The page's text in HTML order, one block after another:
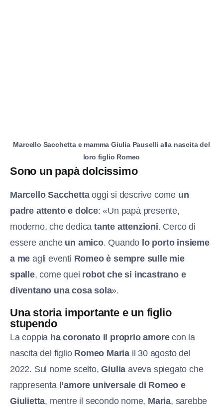
Marcello Sacchetta e mamma Giulia Pauselli alla nascita del
loro figlio Romeo
Sono un papà dolcissimo
Marcello Sacchettaoggi si descrive come un
padre attento e dolce: «Un papà presente,
moderno, che dedicatante attenzioni. Cerco di
essere anche un amico. Quando lo porto insieme
a me agli eventi Romeo è sempre sulle mie
spalle, come quei robot che si incastrano e
diventano una cosa sola».
Una storia importante e un figlio
stupendo
La coppia ha coronato il proprio amorecon la
nascita del figlio Romeo Maria il 30 agosto del
2022. Sul nome scelto,Giulia aveva spiegato che
rappresenta l’amore universale di Romeo e
Giulietta, mentre il secondo nome, Maria, sarebbe